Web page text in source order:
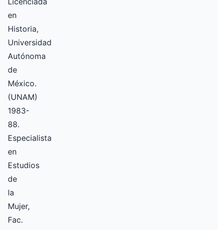
en
Historia,
Universidad
Autónoma
de
México.
(UNAM)
1983-
88.
Especialista
en
Estudios
de
la
Mujer,
Fac.